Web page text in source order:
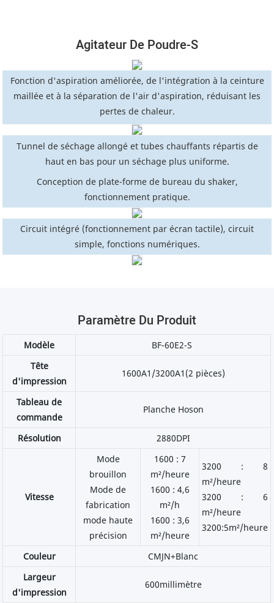
Agitateur De Poudre-S
Fonction d'aspiration améliorée, de l'intégration à la ceinture
maillée et à la séparation de l'air d'aspiration, réduisant les
pertes de chaleur.
Tunnel de séchage allongé et tubes chauffants répartis de
haut en bas pour un séchage plus uniforme.
Conception de plate-forme de bureau du shaker,
fonctionnement pratique.
Circuit intégré (fonctionnement par écran tactile), circuit
simple, fonctions numériques.
Paramètre Du Produit
Modèle
BF-60E2-S
Tête
d'impression
1600A1/3200A1(2 pièces)
Tableau de
commande
Planche Hoson
Résolution 2880DPI
Vitesse
Mode
brouillon
Mode de
fabrication
mode haute
précision
1600 : 7
m²/heure
1600 : 4,6
m²/h
1600 : 3,6
m²/heure
3200 : 8
m²/heure
3200 : 6
m²/heure
3200:5m²/heure
Couleur
CMJN+Blanc
Largeur
d'impression
600millimètre